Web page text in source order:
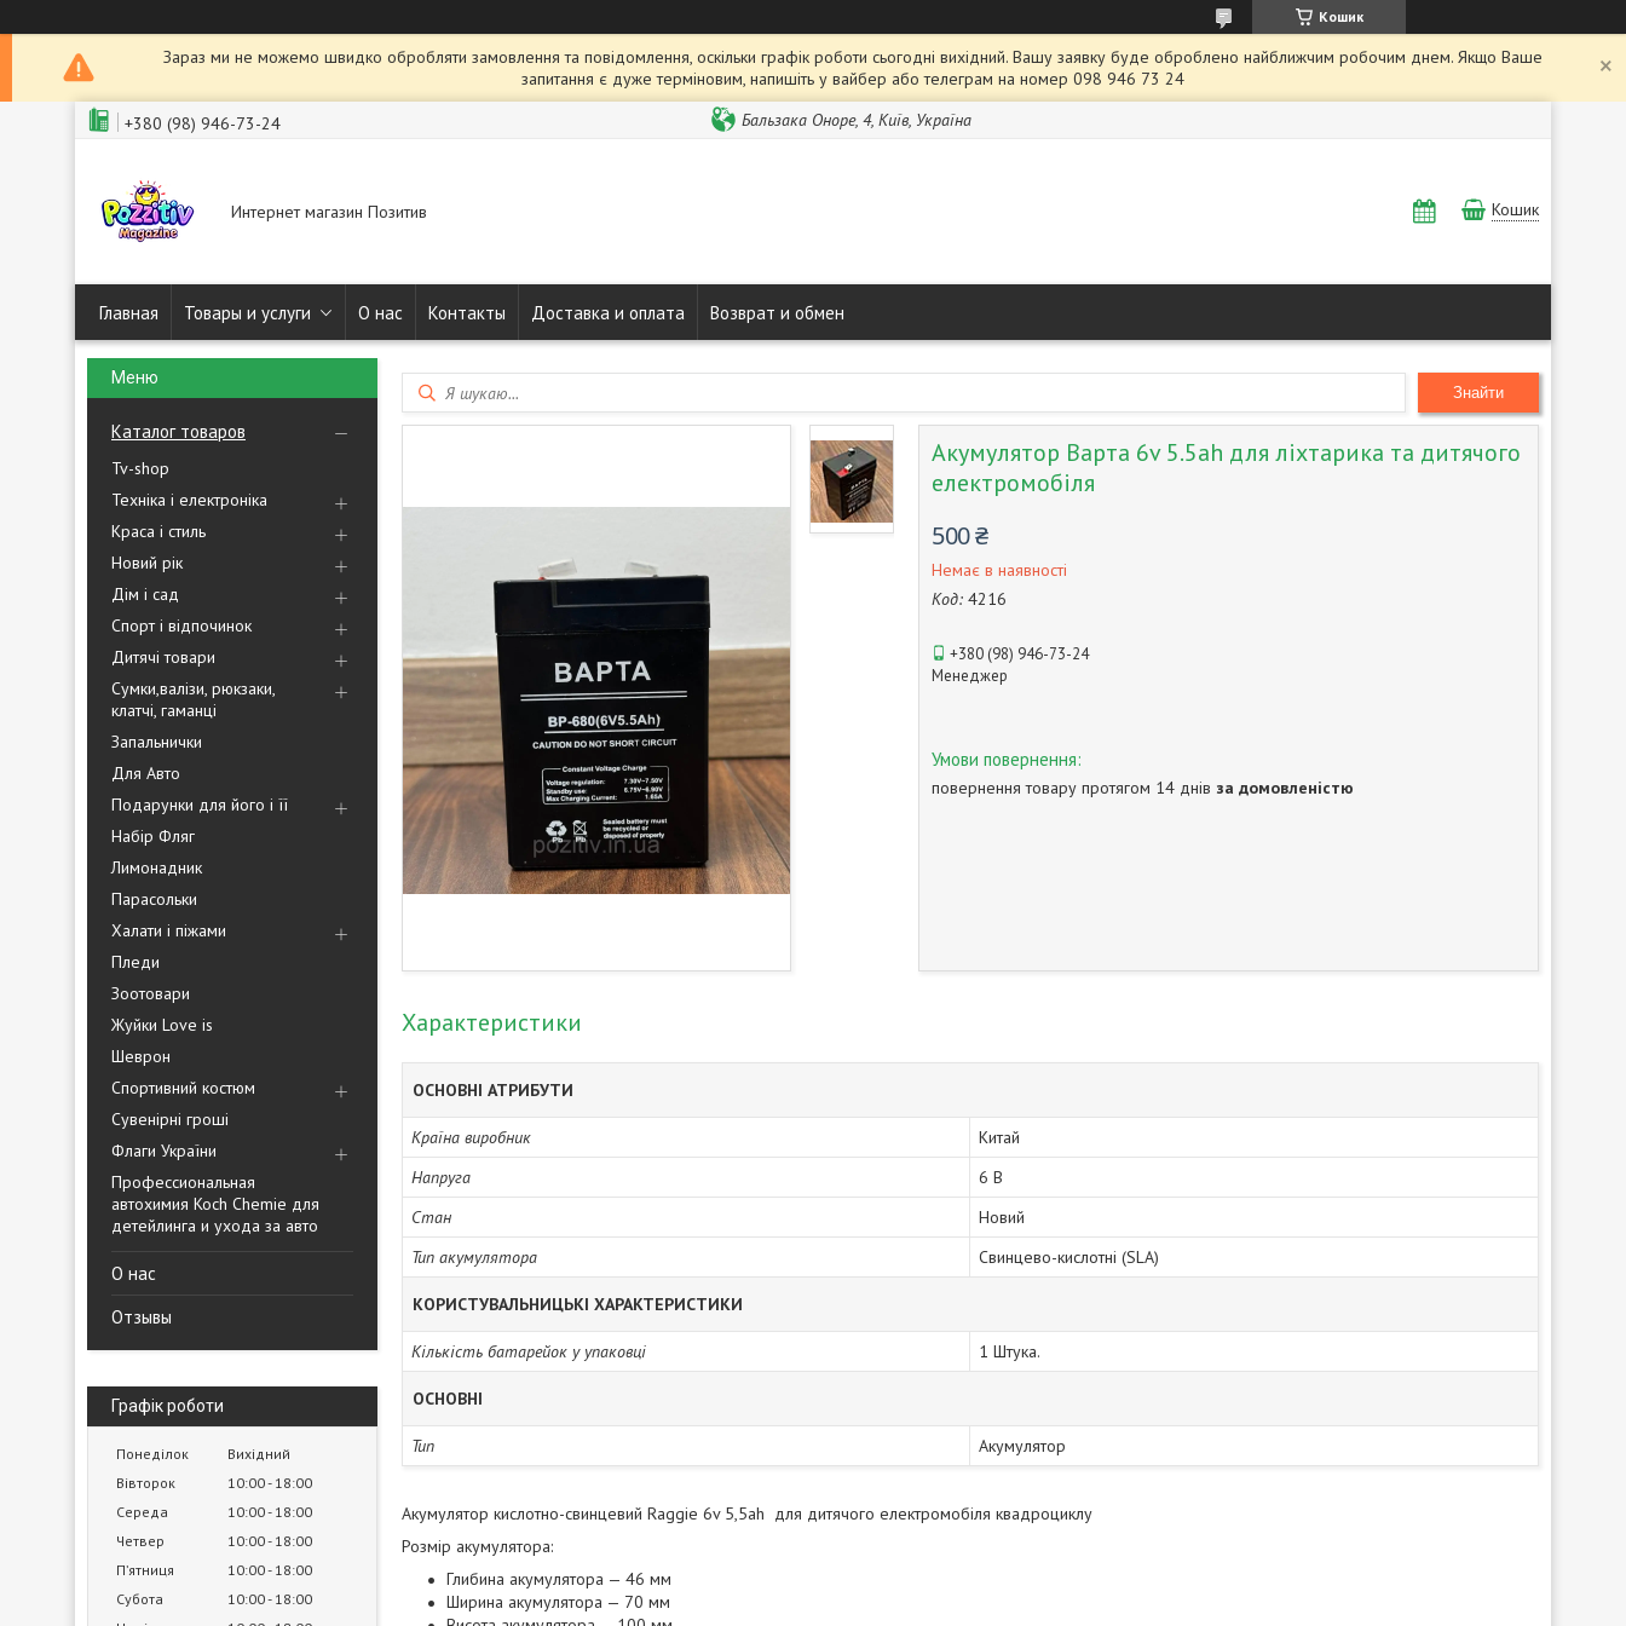
Кошик
Зараз ми не можемо швидко обробляти замовлення та повідомлення, оскільки графік роботи сьогодні вихідний. Вашу заявку буде оброблено найближчим робочим днем. Якщо Ваше
запитання є дуже терміновим, напишіть у вайбер або телеграм на номер 098 946 73 24
+380 (98) 946-73-24 Бальзака Оноре, 4, Київ, Україна
Интернет магазин Позитив Кошик
Главная Товары и услуги О нас Контакты Доставка и оплата Возврат и обмен
Каталог товаров
Tv-shop
Техніка і електроніка
Краса і стиль
Новий рік
Дім і сад
Спорт і відпочинок
Дитячі товари
Сумки,валізи, рюкзаки,
клатчі, гаманці
Запальнички
Для Авто
Подарунки для його і її
Набір Фляг
Лимонадник
Парасольки
Халати і піжами
Пледи
Зоотовари
Жуйки Love is
Шеврон
Спортивний костюм
Сувенірні гроші
Флаги України
Профессиональная
автохимия Koch Chemie для
детейлинга и ухода за авто
О нас
Отзывы
Графік роботи
Понеділок
Вихідний
Вівторок
10:00 18:00
Середа
10:00 18:00
Четвер
10:00 18:00
Пʼятниця
10:00 18:00
Субота
10:00 18:00
Знайти
Акумулятор Варта 6v 5.5ah для ліхтарика та дитячого
електромобіля
500 ₴
Немає в наявності
Код: 4216
+380 (98) 946-73-24
Менеджер
повернення товару протягом 14 днів за домовленістю
Характеристики
ОСНОВНІ АТРИБУТИ
Країна виробник
Китай
Напруга
6 В
Стан
Новий
Тип акумулятора
Свинцево-кислотні (SLA)
КОРИСТУВАЛЬНИЦЬКІ ХАРАКТЕРИСТИКИ
Кількість батарейок у упаковці 1 Штука.
ОСНОВНІ
Тип Акумулятор
Акумулятор кислотно-свинцевий Raggie 6v 5,5ah для дитячого електромобіля квадроциклу
Розмір акумулятора:
Глибина акумулятора — 46 мм
Ширина акумулятора — 70 мм